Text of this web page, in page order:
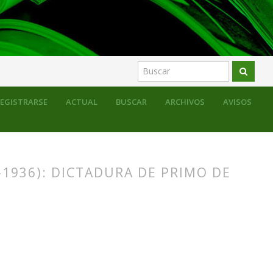
ACTUAL BUSCAR ARCHIVOS AVISOS
DICTADURA DE PRIMO DE